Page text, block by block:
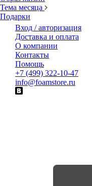
Тема месяца
Подарки
Вход / авторизация
Доставка и оплата
О компании
Контакты
Помощь
+7 (499) 322-10-47
info@foamstore.ru